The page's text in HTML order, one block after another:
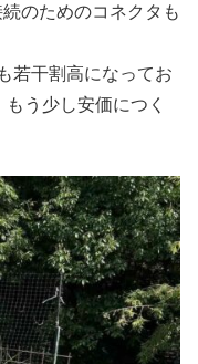
のためのコネクタも
若干割高になってお
う少し安価につく